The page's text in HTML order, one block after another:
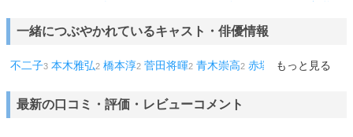
10話1 12話1 13話1 劇場版 1 キャッツ1 三国志1 キャプテン
一緒につぶやかれているキャスト・俳優情報
もっと見る
不二子3 本木雅弘2 橋本淳2 菅田将暉2 青木崇高2 赤塚不二夫1
最新の口コミ・評価・レビューコメント